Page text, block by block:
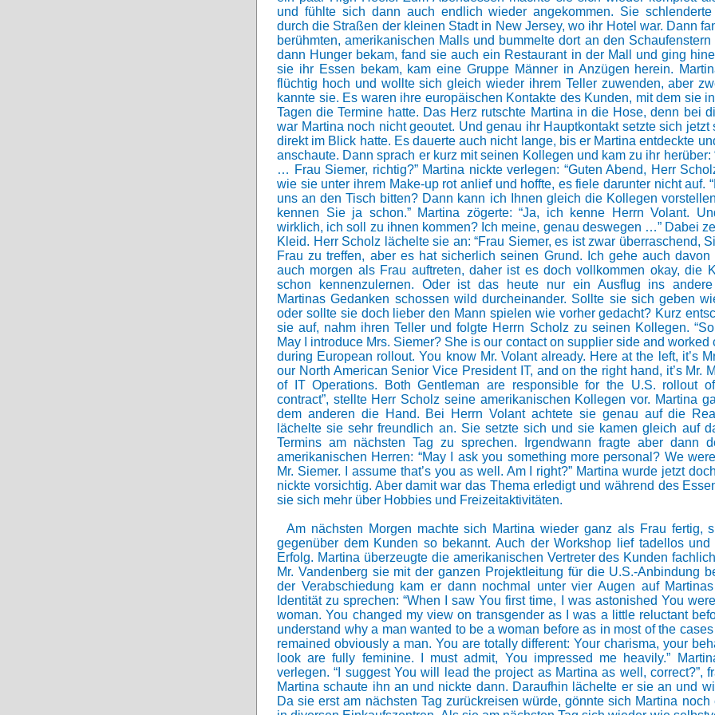
und fühlte sich dann auch endlich wieder angekommen. Sie
durch die Straßen der kleinen Stadt in New Jersey, wo ihr Hotel war. Dann
berühmten, amerikanischen Malls und bummelte dort an den
dann Hunger bekam, fand sie auch ein Restaurant in der Mall und ging
sie ihr Essen bekam, kam eine Gruppe Männer in Anzügen herein.
flüchtig hoch und wollte sich gleich wieder ihrem Teller zuwenden, aber
kannte sie. Es waren ihre europäischen Kontakte des Kunden, mit dem sie
Tagen die Termine hatte. Das Herz rutschte Martina in die Hose, denn bei
war Martina noch nicht geoutet. Und genau ihr Hauptkontakt setzte sich jetzt
direkt im Blick hatte. Es dauerte auch nicht lange, bis er Martina entdeckte
anschaute. Dann sprach er kurz mit seinen Kollegen und kam zu ihr herüber:
… Frau Siemer, richtig?” Martina nickte verlegen: “Guten Abend, Herr
wie sie unter ihrem Make-up rot anlief und hoffte, es fiele darunter nicht auf.
uns an den Tisch bitten? Dann kann ich Ihnen gleich die Kollegen
kennen Sie ja schon.” Martina zögerte: “Ja, ich kenne Herrn Volant.
wirklich, ich soll zu ihnen kommen? Ich meine, genau deswegen …” Dabei
Kleid. Herr Scholz lächelte sie an: “Frau Siemer, es ist zwar überraschend,
Frau zu treffen, aber es hat sicherlich seinen Grund. Ich gehe auch
auch morgen als Frau auftreten, daher ist es doch vollkommen okay, die
schon kennenzulernen. Oder ist das heute nur ein Ausflug ins andere
Martinas Gedanken schossen wild durcheinander. Sollte sie sich geben
oder sollte sie doch lieber den Mann spielen wie vorher gedacht? Kurz
sie auf, nahm ihren Teller und folgte Herrn Scholz zu seinen Kollegen.
May I introduce Mrs. Siemer? She is our contact on supplier side and worked
during European rollout. You know Mr. Volant already. Here at the left, it’s
our North American Senior Vice President IT, and on the right hand, it’s Mr.
of IT Operations. Both Gentleman are responsible for the U.S. rollout
contract”, stellte Herr Scholz seine amerikanischen Kollegen vor. Martina
dem anderen die Hand. Bei Herrn Volant achtete sie genau auf die
lächelte sie sehr freundlich an. Sie setzte sich und sie kamen gleich auf
Termins am nächsten Tag zu sprechen. Irgendwann fragte aber dann
amerikanischen Herren: “May I ask you something more personal? We
Mr. Siemer. I assume that’s you as well. Am I right?” Martina wurde jetzt
nickte vorsichtig. Aber damit war das Thema erledigt und während des
sie sich mehr über Hobbies und Freizeitaktivitäten.
Am nächsten Morgen machte sich Martina wieder ganz als Frau fertig,
gegenüber dem Kunden so bekannt. Auch der Workshop lief tadellos
Erfolg. Martina überzeugte die amerikanischen Vertreter des Kunden
Mr. Vandenberg sie mit der ganzen Projektleitung für die U.S.-Anbindung
der Verabschiedung kam er dann nochmal unter vier Augen auf
Identität zu sprechen: “When I saw You first time, I was astonished You
woman. You changed my view on transgender as I was a little reluctant
understand why a man wanted to be a woman before as in most of the
remained obviously a man. You are totally different: Your charisma, your
look are fully feminine. I must admit, You impressed me heavily.”
verlegen. “I suggest You will lead the project as Martina as well, correct?”,
Martina schaute ihn an und nickte dann. Daraufhin lächelte er sie an und
Da sie erst am nächsten Tag zurückreisen würde, gönnte sich Martina